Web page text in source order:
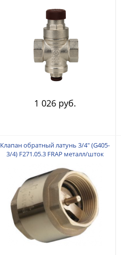
1 026 руб.
Клапан обратный латунь 3/4" (G405-
3/4) F271.05.3 FRAP металл/шток